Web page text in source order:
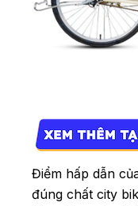
Điểm hấp dẫn
đúng chất city